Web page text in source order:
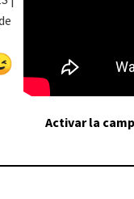
Activar la